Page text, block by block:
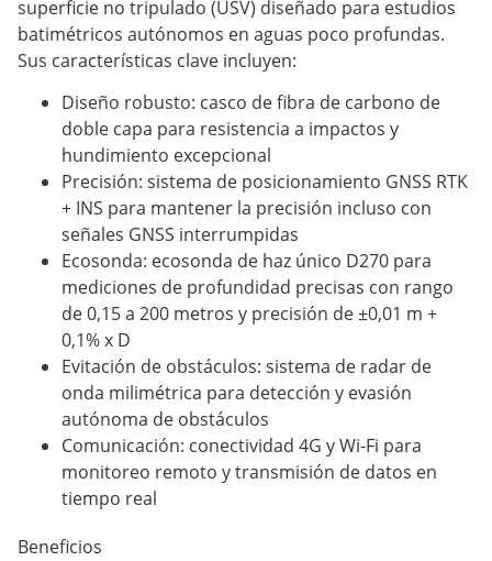
superficie no tripulado (USV) diseñado para estudios
batimétricos autónomos en aguas poco profundas.
Sus características clave incluyen:
Diseño robusto: casco de fibra de carbono de
doble capa para resistencia a impactos y
hundimiento excepcional
Precisión: sistema de posicionamiento GNSS RTK
+ INS para mantener la precisión incluso con
señales GNSS interrumpidas
Ecosonda: ecosonda de haz único D270 para
mediciones de profundidad precisas con rango
de 0,15 a 200 metros y precisión de ±0,01 m +
0,1% x D
Evitación de obstáculos: sistema de radar de
onda milimétrica para detección y evasión
autónoma de obstáculos
Comunicación: conectividad 4G y Wi-Fi para
monitoreo remoto y transmisión de datos en
tiempo real
Beneficios